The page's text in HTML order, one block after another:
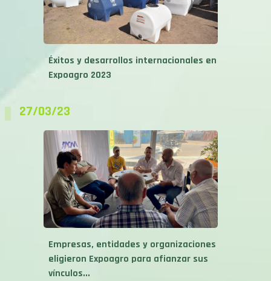
Éxitos y desarrollos internacionales en
Expoagro 2023
27/03/23
Empresas, entidades y organizaciones
eligieron Expoagro para afianzar sus
vínculos...